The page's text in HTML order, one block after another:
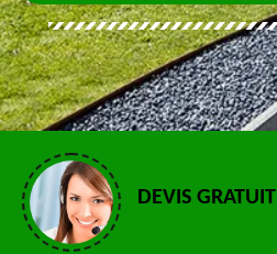
DEVIS GRATUIT